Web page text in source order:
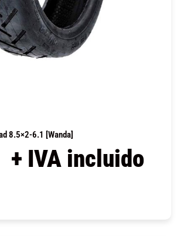
8.5×2-6.1 [Wanda]
+ IVA incluido